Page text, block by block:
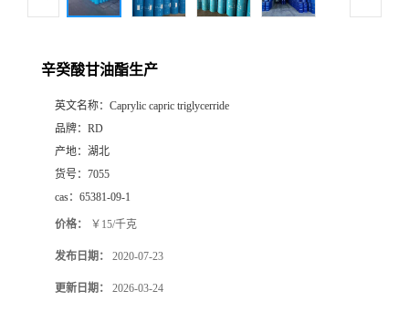
辛癸酸甘油酯生产
英文名称： Caprylic capric triglycerride
品牌： RD
产地： 湖北
货号： 7055
cas： 65381-09-1
价格： ￥15/千克
发布日期： 2020-07-23
更新日期： 2026-03-24